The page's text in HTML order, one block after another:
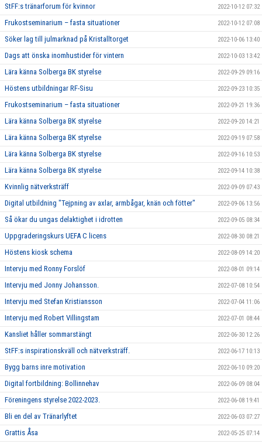
StFF:s tränarforum för kvinnor 2022-10-12 07:32
Frukostseminarium – fasta situationer 2022-10-12 07:08
Söker lag till julmarknad på Kristalltorget 2022-10-06 13:40
Dags att önska inomhustider för vintern 2022-10-03 13:42
Lära känna Solberga BK styrelse 2022-09-29 09:16
Höstens utbildningar RF-Sisu 2022-09-23 10:35
Frukostseminarium – fasta situationer 2022-09-21 19:36
Lära känna Solberga BK styrelse 2022-09-20 14:21
Lära känna Solberga BK styrelse 2022-09-19 07:58
Lära känna Solberga BK styrelse 2022-09-16 10:53
Lära känna Solberga BK styrelse 2022-09-14 10:38
Kvinnlig nätverksträff 2022-09-09 07:43
Digital utbildning "Tejpning av axlar, armbågar, knän och fötter" 2022-09-06 13:56
Så ökar du ungas delaktighet i idrotten 2022-09-05 08:34
Uppgraderingskurs UEFA C licens 2022-08-30 08:21
Höstens kiosk schema 2022-08-09 14:20
Intervju med Ronny Forslöf 2022-08-01 09:14
Intervju med Jonny Johansson. 2022-07-08 10:54
Intervju med Stefan Kristiansson 2022-07-04 11:06
Intervju med Robert Villingstam 2022-07-01 08:44
Kansliet håller sommarstängt 2022-06-30 12:26
StFF:s inspirationskväll och nätverksträff. 2022-06-17 10:13
Bygg barns inre motivation 2022-06-10 09:20
Digital fortbildning: Bollinnehav 2022-06-09 08:04
Föreningens styrelse 2022-2023. 2022-06-08 19:41
Bli en del av Tränarlyftet 2022-06-03 07:27
Grattis Åsa 2022-05-25 07:14